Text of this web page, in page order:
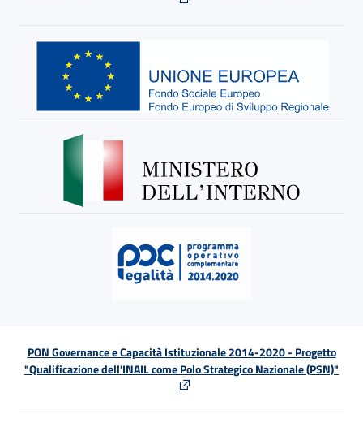
PON Governance e Capacità Istituzionale 2014-2020 - Progetto
"Qualificazione dell'INAIL come Polo Strategico Nazionale (PSN)"